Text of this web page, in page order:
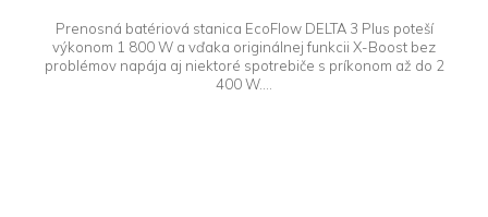
Prenosná batériová stanica EcoFlow DELTA 3 Plus poteší
výkonom 1 800 W a vďaka originálnej funkcii X-Boost bez
problémov napája aj niektoré spotrebiče s príkonom až do 2
400 W....